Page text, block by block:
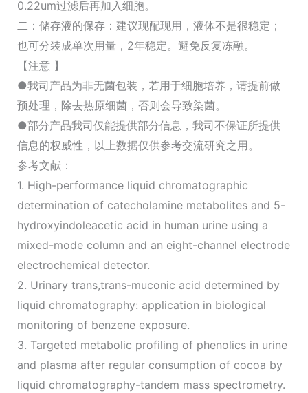
0.22um过滤后再加入细胞。
二：储存液的保存：建议现配现用，液体不是很稳定；
也可分装成单次用量，2年稳定。避免反复冻融。
【注意 】
●我司产品为非无菌包装，若用于细胞培养，请提前做
预处理，除去热原细菌，否则会导致染菌。
●部分产品我司仅能提供部分信息，我司不保证所提供
信息的权威性，以上数据仅供参考交流研究之用。
参考文献：
1. High-performance liquid chromatographic
determination of catecholamine metabolites and 5-
hydroxyindoleacetic acid in human urine using a
mixed-mode column and an eight-channel electrode
electrochemical detector.
2. Urinary trans,trans-muconic acid determined by
liquid chromatography: application in biological
monitoring of benzene exposure.
3. Targeted metabolic profiling of phenolics in urine
and plasma after regular consumption of cocoa by
liquid chromatography-tandem mass spectrometry.